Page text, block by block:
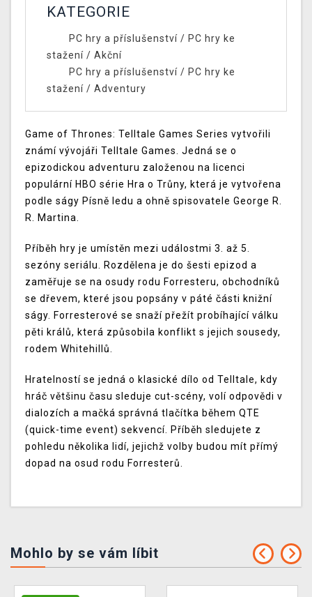
KATEGORIE
PC hry a příslušenství/ PC hry ke
stažení / Akční
PC hry a příslušenství/ PC hry ke
stažení / Adventury
Game of Thrones: Telltale Games Series vytvořili
známí vývojáři Telltale Games. Jedná se o
epizodickou adventuru založenou na licenci
populární HBO série Hra o Trůny, která je vytvořena
podle ságy Písně ledu a ohně spisovatele George R.
R. Martina.
Příběh hry je umístěn mezi událostmi 3. až 5.
sezóny seriálu. Rozdělena je do šesti epizod a
zaměřuje se na osudy rodu Forresteru, obchodníků
se dřevem, které jsou popsány v páté části knižní
ságy. Forresterové se snaží přežít probíhající válku
pěti králů, která způsobila konflikt s jejich sousedy,
rodem Whitehillů.
Hratelností se jedná o klasické dílo od Telltale, kdy
hráč většinu času sleduje cut-scény, volí odpovědi v
dialozích a mačká správná tlačítka během QTE
(quick-time event) sekvencí. Příběh sledujete z
pohledu několika lidí, jejichž volby budou mít přímý
dopad na osud rodu Forresterů.
Mohlo by se vám líbit